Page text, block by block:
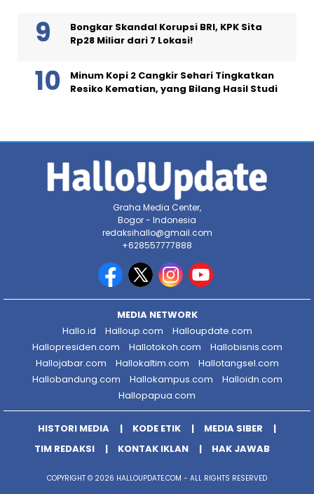
Bongkar Skandal Korupsi BRI, KPK Sita
Rp28 Miliar dari 7 Lokasi!
Minum Kopi 2 Cangkir Sehari Tingkatkan
Resiko Kematian, yang Bilang Hasil Studi
Graha Media Center,
Bogor - Indonesia
redaksihallo@gmail.com
+628557777888
MEDIA NETWORK
Hallo.id
Halloup.com
Halloupdate.com
Hallopresiden.com
Hallotokoh.com
Hallobisnis.com
Hallojabar.com
Hallokaltim.com
Hallotangsel.com
Hallobandung.com
Hallokampus.com
Halloidn.com
Hallopapua.com
HISTORI MEDIA KODE ETIK
MEDIA SIBER
TIM REDAKSI
KONTAK IKLAN HAK JAWAB
COPYRIGHT © 2026 HALLOUPDATE.COM - ALL RIGHTS RESERVED